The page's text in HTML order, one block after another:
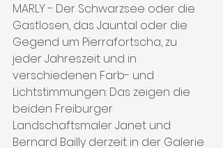
MARLY - Der Schwarzsee oder die
Gastlosen, das Jauntal oder die
Gegend um Pierrafortscha, zu
jeder Jahreszeit und in
verschiedenen Farb- und
Lichtstimmungen: Das zeigen die
beiden Freiburger
Landschaftsmaler Janet und
Bernard Bailly derzeit in der Galerie